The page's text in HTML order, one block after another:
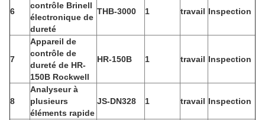
6
contrôle Brinell
électronique de
dureté
THB-3000 1 travail Inspection
7
Appareil de
contrôle de
dureté de HR-
150B Rockwell
HR-150B 1 travail Inspection
8
Analyseur à
plusieurs
éléments rapide
JS-DN328 1 travail Inspection